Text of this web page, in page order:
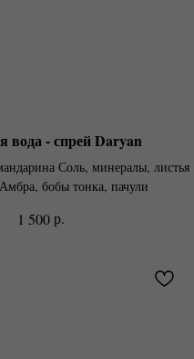
вода - спрей Daryan
Соль, минералы, листья
бобы тонка, пачули
1 500р.